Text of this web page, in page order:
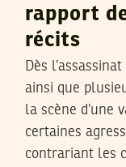
rapport
récits
Dès
ainsi que
la scène d’une
certaines
contrariant les